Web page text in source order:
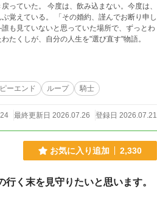
っていた。 今度は、飲み込まない。今度は、
覚えている。 「その婚約、謹んでお断り申し
も見ていないと思っていた場所で、ずっとわ
たくしが、自分の人生を"選び直す"物語。
ーエンド ループ 騎士
最終更新日 2026.07.26 登録日 2026.07.21
お気に入り追加 2,330
く末を見守りたいと思います。